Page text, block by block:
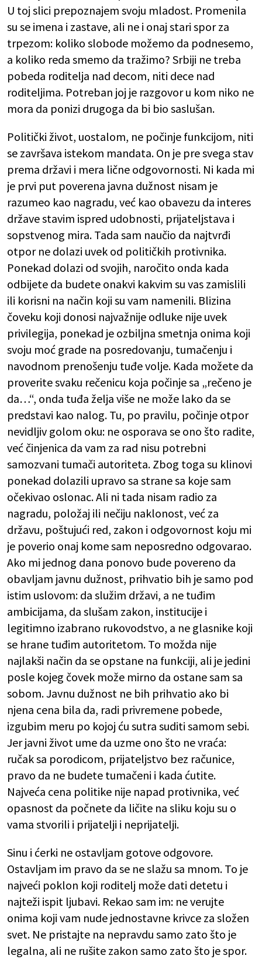
U toj slici prepoznajem svoju mladost. Promenila
su se imena i zastave, ali ne i onaj stari spor za
trpezom: koliko slobode možemo da podnesemo,
a koliko reda smemo da tražimo? Srbiji ne treba
pobeda roditelja nad decom, niti dece nad
roditeljima. Potreban joj je razgovor u kom niko ne
mora da ponizi drugoga da bi bio saslušan.
Politički život, uostalom, ne počinje funkcijom, niti
se završava istekom mandata. On je pre svega stav
prema državi i mera lične odgovornosti. Ni kada mi
je prvi put poverena javna dužnost nisam je
razumeo kao nagradu, već kao obavezu da interes
države stavim ispred udobnosti, prijateljstava i
sopstvenog mira. Tada sam naučio da najtvrđi
otpor ne dolazi uvek od političkih protivnika.
Ponekad dolazi od svojih, naročito onda kada
odbijete da budete onakvi kakvim su vas zamislili
ili korisni na način koji su vam namenili. Blizina
čoveku koji donosi najvažnije odluke nije uvek
privilegija, ponekad je ozbiljna smetnja onima koji
svoju moć grade na posredovanju, tumačenju i
navodnom prenošenju tuđe volje. Kada možete da
proverite svaku rečenicu koja počinje sa „rečeno je
da…“, onda tuđa želja više ne može lako da se
predstavi kao nalog. Tu, po pravilu, počinje otpor
nevidljiv golom oku: ne osporava se ono što radite,
već činjenica da vam za rad nisu potrebni
samozvani tumači autoriteta. Zbog toga su klinovi
ponekad dolazili upravo sa strane sa koje sam
očekivao oslonac. Ali ni tada nisam radio za
nagradu, položaj ili nečiju naklonost, već za
državu, poštujući red, zakon i odgovornost koju mi
je poverio onaj kome sam neposredno odgovarao.
Ako mi jednog dana ponovo bude povereno da
obavljam javnu dužnost, prihvatio bih je samo pod
istim uslovom: da služim državi, a ne tuđim
ambicijama, da slušam zakon, institucije i
legitimno izabrano rukovodstvo, a ne glasnike koji
se hrane tuđim autoritetom. To možda nije
najlakši način da se opstane na funkciji, ali je jedini
posle kojeg čovek može mirno da ostane sam sa
sobom. Javnu dužnost ne bih prihvatio ako bi
njena cena bila da, radi privremene pobede,
izgubim meru po kojoj ću sutra suditi samom sebi.
Jer javni život ume da uzme ono što ne vraća:
ručak sa porodicom, prijateljstvo bez računice,
pravo da ne budete tumačeni i kada ćutite.
Najveća cena politike nije napad protivnika, već
opasnost da počnete da ličite na sliku koju su o
vama stvorili i prijatelji i neprijatelji.
Sinu i ćerki ne ostavljam gotove odgovore.
Ostavljam im pravo da se ne slažu sa mnom. To je
najveći poklon koji roditelj može dati detetu i
najteži ispit ljubavi. Rekao sam im: ne verujte
onima koji vam nude jednostavne krivce za složen
svet. Ne pristajte na nepravdu samo zato što je
legalna, ali ne rušite zakon samo zato što je spor.